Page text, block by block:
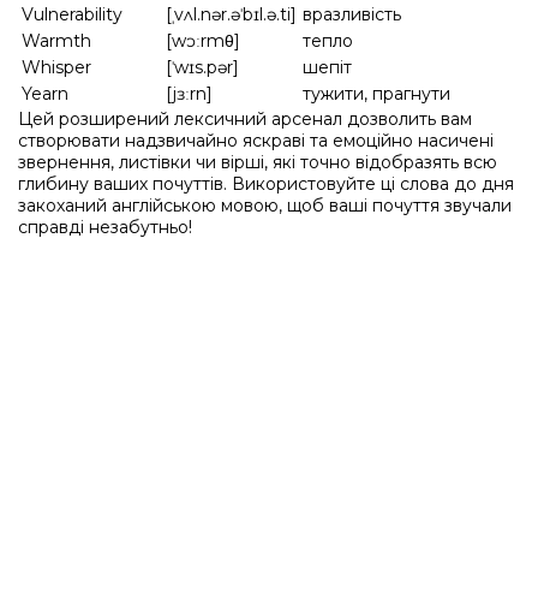
Vulnerability
[ˌvʌl.nər.əˈbɪl.ə.ti] вразливість
Warmth
[wɔːrmθ]
тепло
Whisper
[ˈwɪs.pər]
шепіт
Yearn
[jɜːrn]
тужити, прагнути
Цей розширений лексичний арсенал дозволить вам
створювати надзвичайно яскраві та емоційно насичені
звернення, листівки чи вірші, які точно відобразять всю
глибину ваших почуттів. Використовуйте ці слова до дня
закоханий англійською мовою, щоб ваші почуття звучали
справді незабутньо!